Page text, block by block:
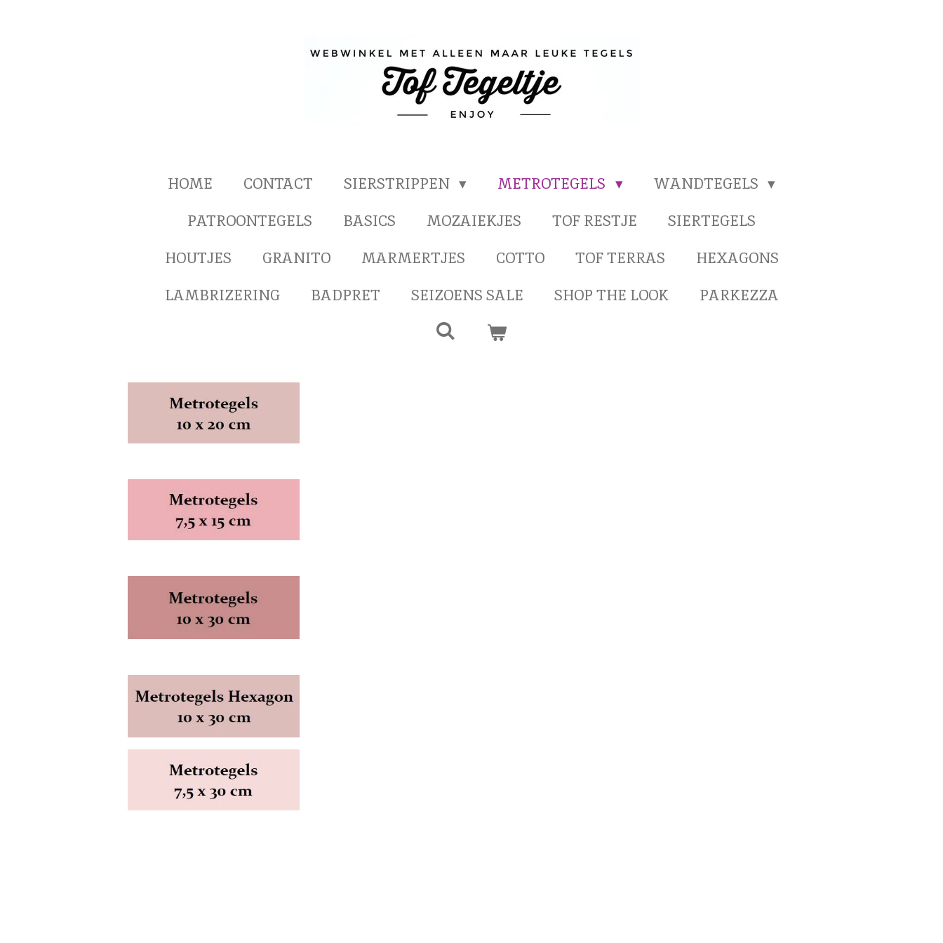
HOME CONTACT SIERSTRIPPEN METROTEGELS
WANDTEGELS
PATROONTEGELS
BASICS MOZAIEKJES TOF RESTJE
SIERTEGELS
HOUTJES
GRANITO MARMERTJES COTTO TOF TERRAS
HEXAGONS
LAMBRIZERING
BADPRET SEIZOENS SALE SHOP THE LOOK PARKEZZA